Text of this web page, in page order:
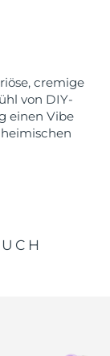
cremige
von DIY-
einen Vibe